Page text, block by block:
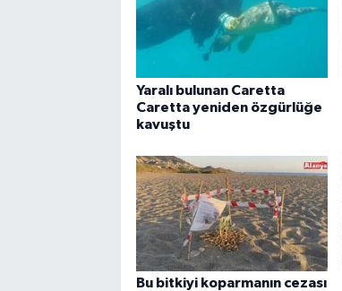
Yaralı bulunan Caretta
Caretta yeniden özgürlüğe
kavuştu
Bu bitkiyi koparmanın cezası